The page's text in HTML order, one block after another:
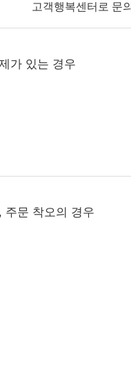
고객행복센터로 문
가 있는 경우
주문 착오의 경우